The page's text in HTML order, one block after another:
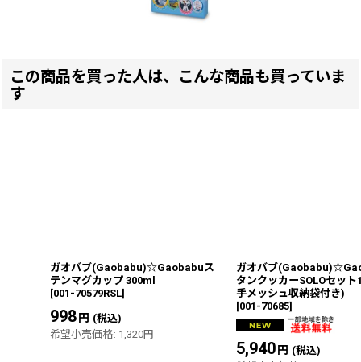
この商品を買った人は、こんな商品も買っていま
す
ガオバブ(Gaobabu)☆Gaobabuス
テンマグカップ 300ml
[001-70579RSL]
998円 (税込)
希望小売価格: 1,320円
ガオバブ
タンクッカーSOLOセット
手メッシュ収納袋付き)
[001-70685]
5,940円 (税込)